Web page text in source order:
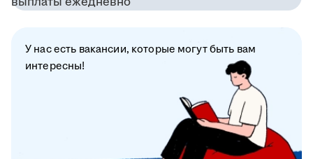
У нас есть вакансии, которые могут быть вам
интересны!